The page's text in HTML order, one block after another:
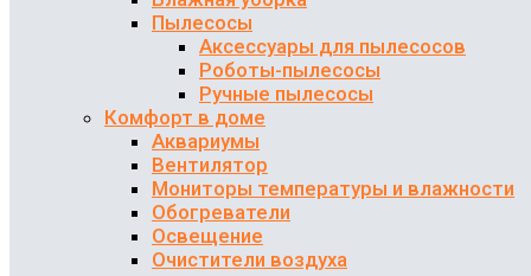
Пылесосы
Аксессуары для пылесосов
Роботы-пылесосы
Ручные пылесосы
Комфорт в доме
Аквариумы
Вентилятор
Мониторы температуры и влажности
Обогреватели
Освещение
Очистители воздуха